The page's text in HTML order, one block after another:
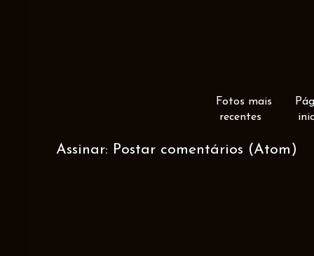
Fotos mais
recentes
Assinar: Postar comentários (Atom)